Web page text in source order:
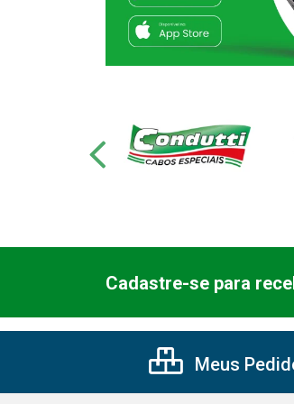
Cadastre-se para
Meus